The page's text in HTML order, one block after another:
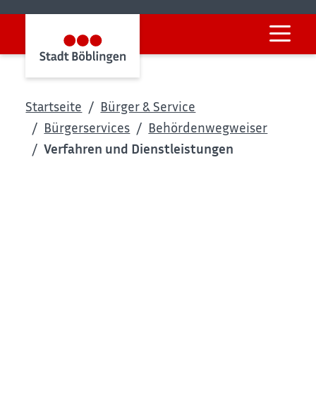
Startseite
Bürger & Service
Bürgerservices
Behördenwegweiser
Verfahren und Dienstleistungen